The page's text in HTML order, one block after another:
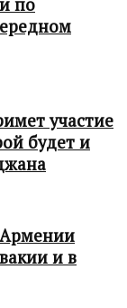
по
участие
будет и
Армении
и в